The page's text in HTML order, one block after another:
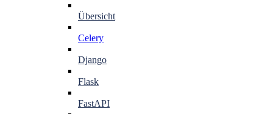
Übersicht
Celery
Django
Flask
FastAPI